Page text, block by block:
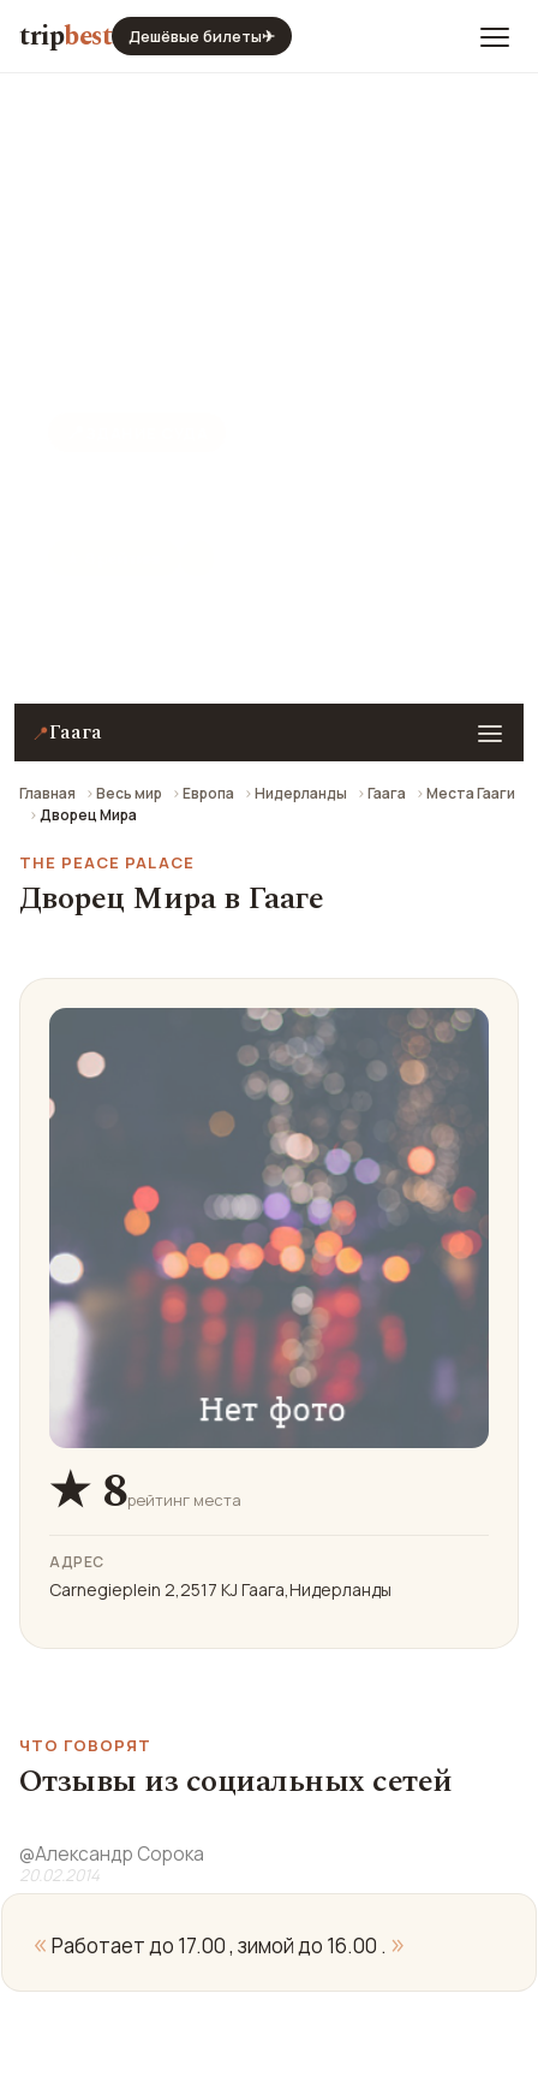
tripbest Дешёвые билеты✈
📍Гаага
Главная Весь мир Европа Нидерланды Гаага
Места Гааги
Дворец Мира
THE PEACE PALACE
Дворец Мира в Гааге
★ 8рейтинг места
АДРЕС
Carnegieplein 2,2517 KJ Гаага,Нидерланды
ЧТО ГОВОРЯТ
Отзывы из социальных сетей
@Александр Сорока
20.02.2014
« Работает до 17.00 , зимой до 16.00 . »